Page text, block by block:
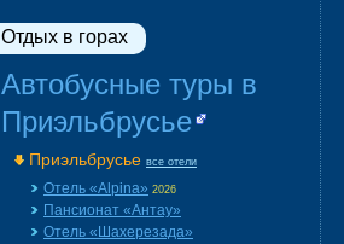
Отдых в горах
Автобусные туры в
Приэльбрусье
Приэльбрусье все отели
Отель «Alpina» 2026
Пансионат «Aнтау»
Отель «Шахерезада»